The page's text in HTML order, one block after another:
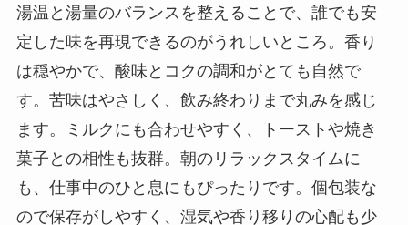
湯温と湯量のバランスを整えることで、誰でも安
定した味を再現できるのがうれしいところ。香り
は穏やかで、酸味とコクの調和がとても自然で
す。苦味はやさしく、飲み終わりまで丸みを感じ
ます。ミルクにも合わせやすく、トーストや焼き
菓子との相性も抜群。朝のリラックスタイムに
も、仕事中のひと息にもぴったりです。個包装な
ので保存がしやすく、湿気や香り移りの心配も少